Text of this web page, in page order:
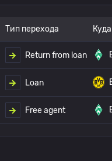
Тип перехода Куда
Return from loan
Loan
Free agent